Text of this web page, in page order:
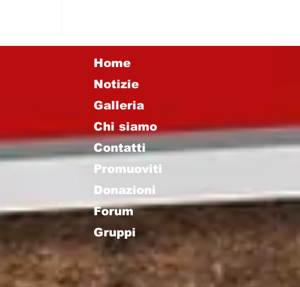
Home
Notizie
Galleria
Chi siamo
Contatti
Promuoviti
Donazioni
Forum
Gruppi